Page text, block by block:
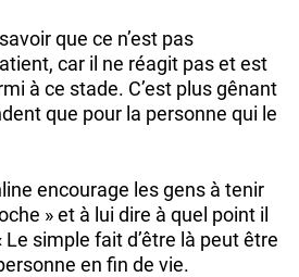
que ce n’est pas
car il ne réagit pas et est
à ce stade. C’est plus gênant
que pour la personne qui le
encourage les gens à tenir
» et à lui dire à quel point il
simple fait d’être là peut être
en fin de vie.